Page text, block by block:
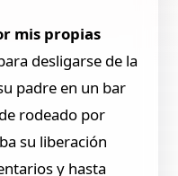
mis propias
desligarse de la
padre en un bar
rodeado por
su liberación
y hasta